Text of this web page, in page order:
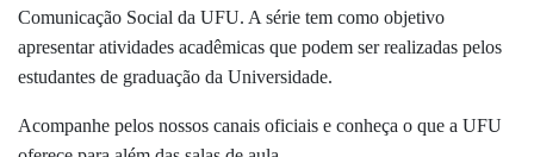
Comunicação Social da UFU. A série tem como objetivo
apresentar atividades acadêmicas que podem ser realizadas pelos
estudantes de graduação da Universidade.
Acompanhe pelos nossos canais oficiais e conheça o que a UFU